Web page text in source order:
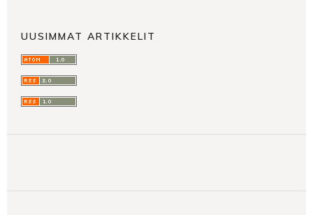
UUSIMMAT ARTIKKELIT